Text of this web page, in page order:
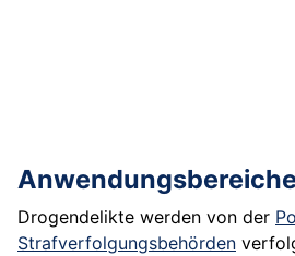
Anwendungsbereiche
Drogendelikte werden von der
Strafverfolgungsbehörden